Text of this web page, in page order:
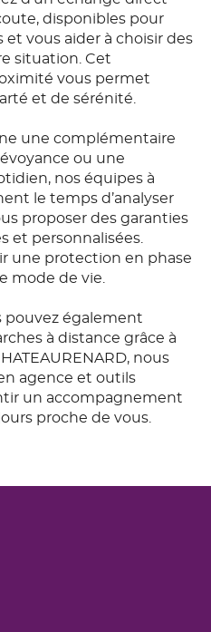
disponibles pour
vous aider à choisir des
situation. Cet
vous permet
et de sérénité.
une complémentaire
ou une
nos équipes à
le temps d’analyser
proposer des garanties
et personnalisées.
une protection en phase
mode de vie.
pouvez également
à distance grâce à
nous
agence et outils
un accompagnement
proche de vous.